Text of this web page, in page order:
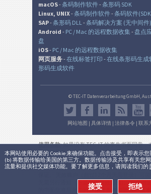
本网站使用必要的 Cookie 来确保功能。点击接受，即表示您
(b) 将数据传输给美国的第三方。数据传输涉及共享有关您
流量和提供社交媒体功能。要了解更多信息，请阅读我们的
接受 拒绝
macOS-条码制作软件-条形码 SDK
Linux, UNIX-条码制作软件-条码软件
SAP-条形码 DLL-条码解决方案 (无中间件)
Android - PC / Mac 的远程数据收集- 盘点
盘
iOS- PC / Mac 的远程数据收集
网页服务-在线标签打印 -在线条形码生成
形码生成软件
© TEC-IT Datenverarbeitung GmbH,
网站地图 | 具体详情| 法律条令| 联系
使用条款: 如果没有 TEC-IT 的事先书面同意
的输出是在非生产环境中的非商业的评估目的
允许用于法律目的，并根据该有效的国家或国
务的功能性，正确性和/或不间断可用性或所
无需另行通知（不适用于有效订阅)。 商业用途
的书面批准后允许的。法律条件和隐私。版本: